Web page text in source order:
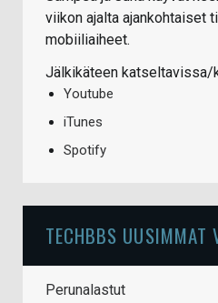
viikon ajalta ajankohtaiset
mobiiliaiheet.
Jälkikäteen katseltavissa/
Youtube
iTunes
Spotify
TECHBBS UUSIMMAT
Perunalastut